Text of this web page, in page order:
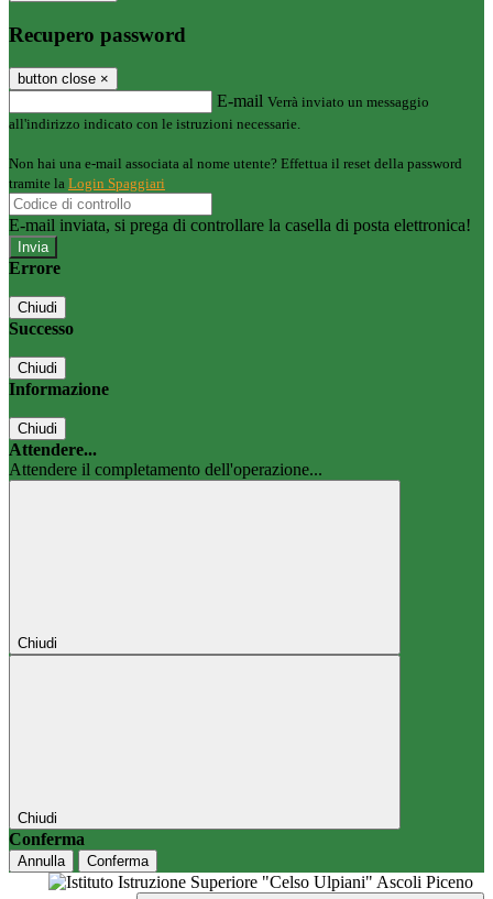
Recupero password
button close ×
E-mail Verrà inviato un messaggio
all'indirizzo indicato con le istruzioni necessarie.
Non hai una e-mail associata al nome utente? Effettua il reset della password
tramite la Login Spaggiari
E-mail inviata, si prega di controllare la casella di posta elettronica!
Errore
Chiudi
Successo
Chiudi
Informazione
Chiudi
Attendere...
Attendere il completamento dell'operazione...
Chiudi
Chiudi
Conferma
Annulla Conferma